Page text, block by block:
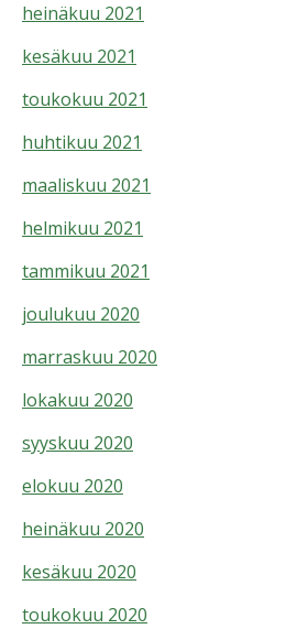
heinäkuu 2021
kesäkuu 2021
toukokuu 2021
huhtikuu 2021
maaliskuu 2021
helmikuu 2021
tammikuu 2021
joulukuu 2020
marraskuu 2020
lokakuu 2020
syyskuu 2020
elokuu 2020
heinäkuu 2020
kesäkuu 2020
toukokuu 2020